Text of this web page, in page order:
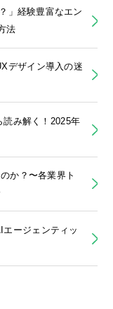
」経験豊富なエン
法
デザイン導入の迷
読み解く！2025年
か？〜各業界ト
エージェンティッ